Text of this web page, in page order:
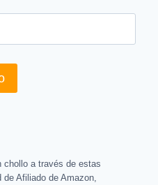
chollo a través de estas
de Afiliado de Amazon,